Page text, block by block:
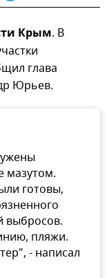
Крым. В
глава
Юрьев.
мазутом.
готовы,
выбросов.
пляжи.
- написал